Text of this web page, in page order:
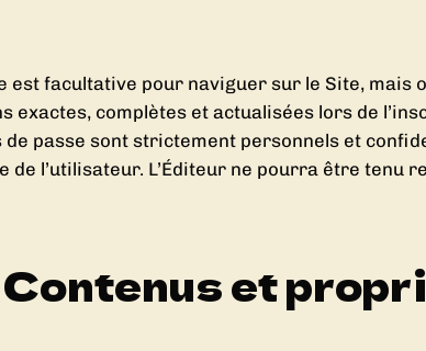
est facultative pour naviguer sur le Site,
exactes, complètes et actualisées lors de
passe sont strictement personnels et
de l’utilisateur. L’Éditeur ne pourra être
et